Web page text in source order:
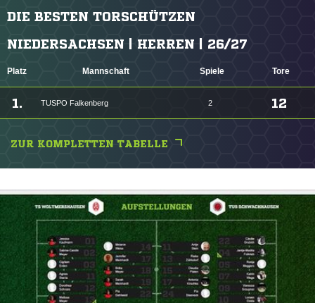
DIE BESTEN TORSCHÜTZEN
NIEDERSACHSEN | HERREN | 26/27
Platz Mannschaft Spiele Tore
1. TUSPO Falkenberg 2 12
ZUR KOMPLETTEN TABELLE